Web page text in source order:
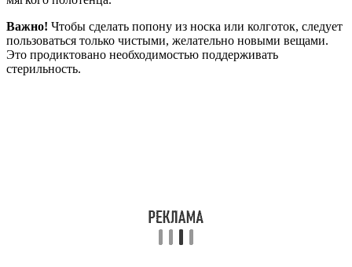
Важно! Чтобы сделать попону из носка или колготок, следует
пользоваться только чистыми, желательно новыми вещами.
Это продиктовано необходимостью поддерживать
стерильность.